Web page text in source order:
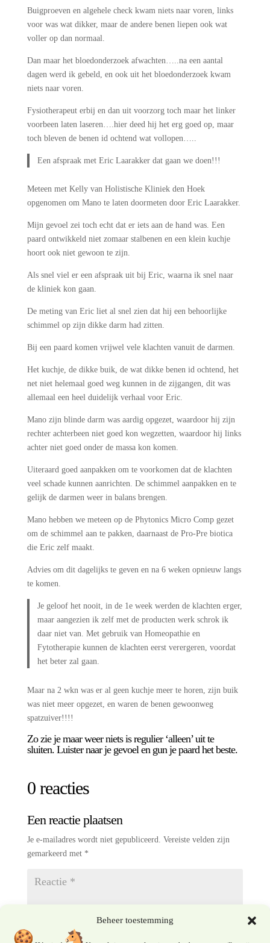
Beheer toestemming
Buigproeven en algehele check kwam niets naar voren, links
voor was wat dikker, maar de andere benen liepen ook wat
voller op dan normaal.
Dan maar het bloedonderzoek afwachten…..na een aantal
dagen werd ik gebeld, en ook uit het bloedonderzoek kwam
niets naar voren.
Fysiotherapeut erbij en dan uit voorzorg toch maar het linker
voorbeen laten laseren….hier deed hij het erg goed op, maar
toch bleven de benen id ochtend wat vollopen…..
Een afspraak met Eric Laarakker dat gaan we doen!!!
Meteen met Kelly van Holistische Kliniek den Hoek
opgenomen om Mano te laten doormeten door Eric Laarakker.
Mijn gevoel zei toch echt dat er iets aan de hand was. Een
paard ontwikkeld niet zomaar stalbenen en een klein kuchje
hoort ook niet gewoon te zijn.
Als snel viel er een afspraak uit bij Eric, waarna ik snel naar
de kliniek kon gaan.
De meting van Eric liet al snel zien dat hij een behoorlijke
schimmel op zijn dikke darm had zitten.
Bij een paard komen vrijwel vele klachten vanuit de darmen.
Het kuchje, de dikke buik, de wat dikke benen id ochtend, het
net niet helemaal goed weg kunnen in de zijgangen, dit was
allemaal een heel duidelijk verhaal voor Eric.
Mano zijn blinde darm was aardig opgezet, waardoor hij zijn
rechter achterbeen niet goed kon wegzetten, waardoor hij links
achter niet goed onder de massa kon komen.
Uiteraard goed aanpakken om te voorkomen dat de klachten
veel schade kunnen aanrichten. De schimmel aanpakken en te
gelijk de darmen weer in balans brengen.
Mano hebben we meteen op de Phytonics Micro Comp gezet
om de schimmel aan te pakken, daarnaast de Pro-Pre biotica
die Eric zelf maakt.
Advies om dit dagelijks te geven en na 6 weken opnieuw langs
te komen.
Je geloof het nooit, in de 1e week werden de klachten erger,
maar aangezien ik zelf met de producten werk schrok ik
daar niet van. Met gebruik van Homeopathie en
Fytotherapie kunnen de klachten eerst verergeren, voordat
het beter zal gaan.
Maar na 2 wkn was er al geen kuchje meer te horen, zijn buik
was niet meer opgezet, en waren de benen gewoonweg
spatzuiver!!!!
Zo zie je maar weer niets is regulier ‘alleen’ uit te
sluiten. Luister naar je gevoel en gun je paard het beste.
0 reacties
Een reactie plaatsen
Je e-mailadres wordt niet gepubliceerd. Vereiste velden zijn
gemarkeerd met *